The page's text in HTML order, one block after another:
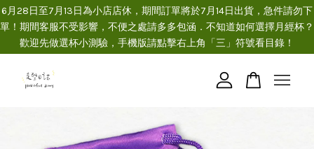
6月28日至7月13日為小店店休，期間訂單將於7月14日出貨，急件請勿下
單！期間客服不受影響，不便之處請多多包涵．不知道如何選擇月經杯？
歡迎先做選杯小測驗，手機版請點擊右上角「三」符號看目錄！
您的購物車目前還是空的。